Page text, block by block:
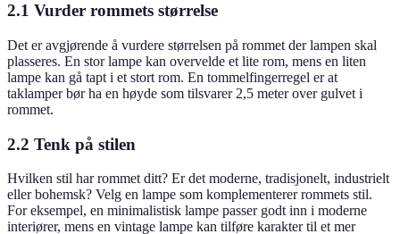
2.1 Vurder rommets størrelse
Det er avgjørende å vurdere størrelsen på rommet der lampen skal
plasseres. En stor lampe kan overvelde et lite rom, mens en liten
lampe kan gå tapt i et stort rom. En tommelfingerregel er at
taklamper bør ha en høyde som tilsvarer 2,5 meter over gulvet i
rommet.
2.2 Tenk på stilen
Hvilken stil har rommet ditt? Er det moderne, tradisjonelt, industrielt
eller bohemsk? Velg en lampe som komplementerer rommets stil.
For eksempel, en minimalistisk lampe passer godt inn i moderne
interiører, mens en vintage lampe kan tilføre karakter til et mer